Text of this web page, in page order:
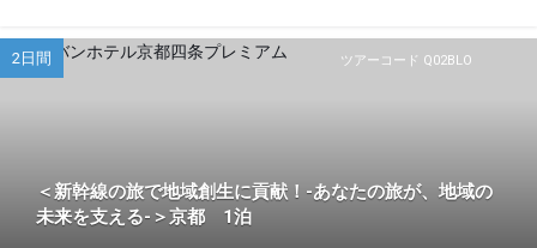
ツアーコード Q02BLO
2日間
＜新幹線の旅で地域創生に貢献！-あなたの旅が、地域の
未来を支える-＞京都 1泊